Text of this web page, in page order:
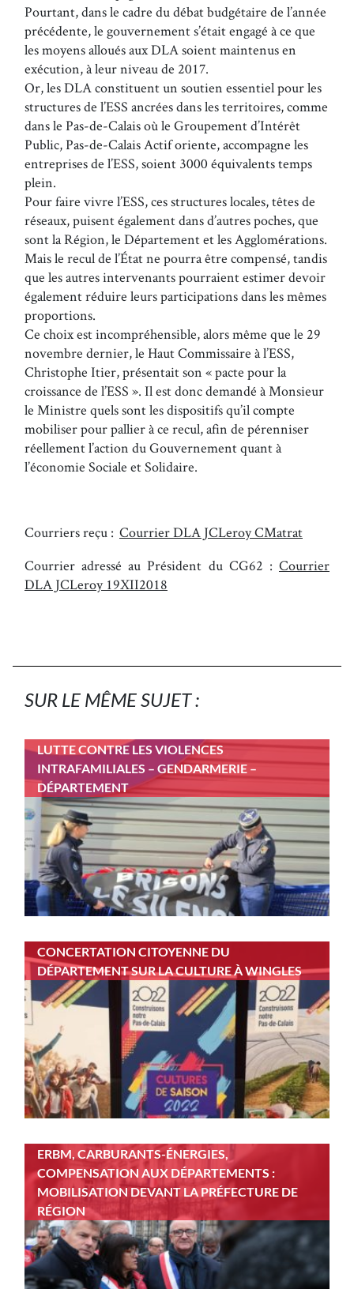
Pourtant, dans le cadre du débat budgétaire de l’année
précédente, le gouvernement s’était engagé à ce que
les moyens alloués aux DLA soient maintenus en
exécution, à leur niveau de 2017.
Or, les DLA constituent un soutien essentiel pour les
structures de l’ESS ancrées dans les territoires, comme
dans le Pas-de-Calais où le Groupement d’Intérêt
Public, Pas-de-Calais Actif oriente, accompagne les
entreprises de l’ESS, soient 3000 équivalents temps
plein.
Pour faire vivre l’ESS, ces structures locales, têtes de
réseaux, puisent également dans d’autres poches, que
sont la Région, le Département et les Agglomérations.
Mais le recul de l’État ne pourra être compensé, tandis
que les autres intervenants pourraient estimer devoir
également réduire leurs participations dans les mêmes
proportions.
Ce choix est incompréhensible, alors même que le 29
novembre dernier, le Haut Commissaire à l’ESS,
Christophe Itier, présentait son « pacte pour la
croissance de l’ESS ». Il est donc demandé à Monsieur
le Ministre quels sont les dispositifs qu’il compte
mobiliser pour pallier à ce recul, afin de pérenniser
réellement l’action du Gouvernement quant à
l’économie Sociale et Solidaire.
Courriers reçu : Courrier DLA JCLeroy CMatrat
Courrier adressé au Président du CG62 : Courrier
DLA JCLeroy 19XII2018
SUR LE MÊME SUJET :
LUTTE CONTRE LES VIOLENCES
INTRAFAMILIALES – GENDARMERIE –
DÉPARTEMENT
CONCERTATION CITOYENNE DU
DÉPARTEMENT SUR LA CULTURE À WINGLES
ERBM, CARBURANTS-ÉNERGIES,
COMPENSATION AUX DÉPARTEMENTS :
MOBILISATION DEVANT LA PRÉFECTURE DE
RÉGION